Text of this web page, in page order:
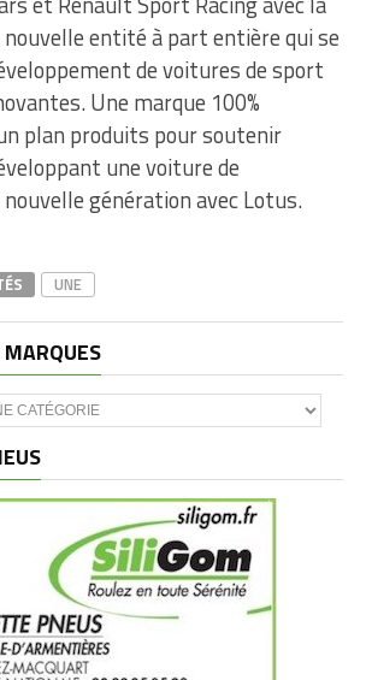
nouvelle entité à part entière qui se
de voitures de sport
Une marque 100%
plan produits pour soutenir
une voiture de
génération avec Lotus.
UNE